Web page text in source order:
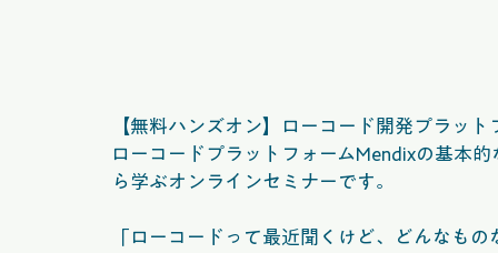
【無料ハンズオン】ローコード開発プラッ
ローコードプラットフォームMendixの基本
ら学ぶオンラインセミナーです。
「ローコードって最近聞くけど、どんなもの